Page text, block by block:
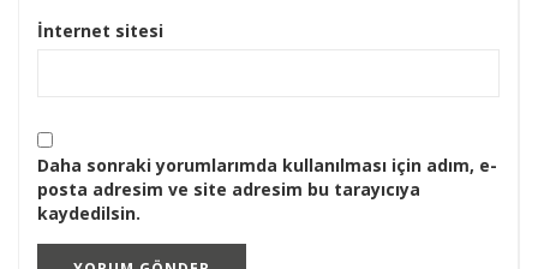
İnternet sitesi
Daha sonraki yorumlarımda kullanılması için adım, e-
posta adresim ve site adresim bu tarayıcıya
kaydedilsin.